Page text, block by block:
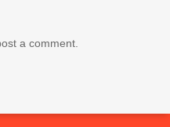
a comment.